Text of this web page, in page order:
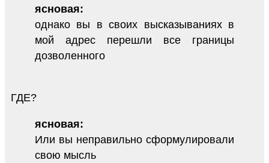
ясновая:
однако вы в своих высказываниях в
мой адрес перешли все границы
дозволенного
ГДЕ?
ясновая:
Или вы неправильно сформулировали
свою мысль